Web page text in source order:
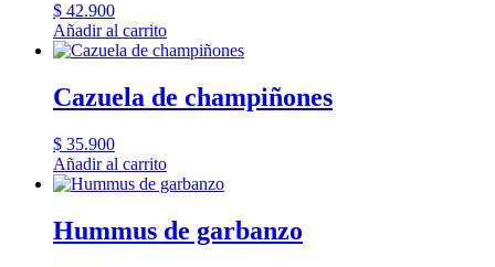
$ 42.900
Añadir al carrito
Cazuela de champiñones
$ 35.900
Añadir al carrito
Hummus de garbanzo